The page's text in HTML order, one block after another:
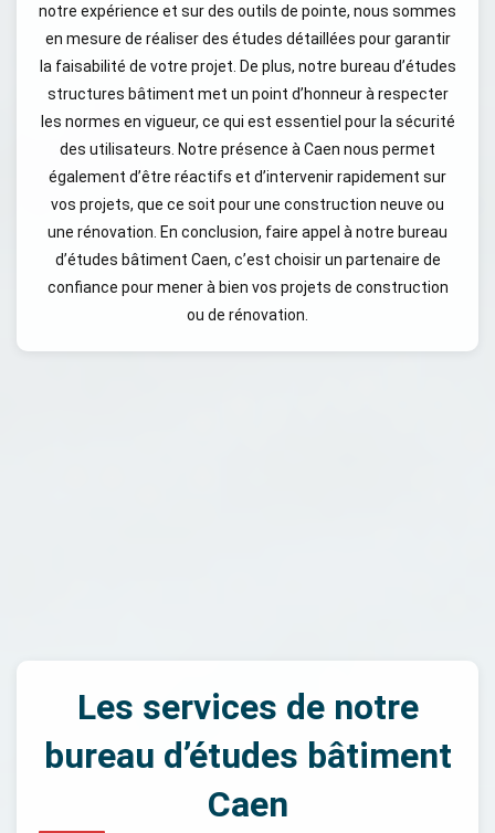
notre expérience et sur des outils de pointe, nous sommes
en mesure de réaliser des études détaillées pour garantir
la faisabilité de votre projet. De plus, notre bureau d’études
structures bâtiment met un point d’honneur à respecter
les normes en vigueur, ce qui est essentiel pour la sécurité
des utilisateurs. Notre présence à Caen nous permet
également d’être réactifs et d’intervenir rapidement sur
vos projets, que ce soit pour une construction neuve ou
une rénovation. En conclusion, faire appel à notre bureau
d’études bâtiment Caen, c’est choisir un partenaire de
confiance pour mener à bien vos projets de construction
ou de rénovation.
Les services de notre
bureau d’études bâtiment
Caen